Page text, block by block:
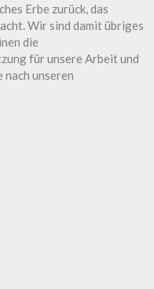
Erbe zurück, das
Wir sind damit übriges
die
für unsere Arbeit und
nach unseren